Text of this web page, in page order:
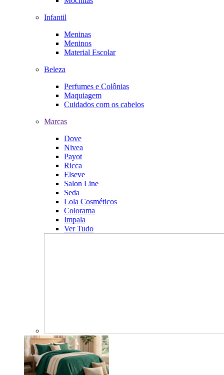
Infantil
Meninas
Meninos
Material Escolar
Beleza
Perfumes e Colônias
Maquiagem
Cuidados com os cabelos
Marcas
Dove
Nivea
Payot
Ricca
Elseve
Salon Line
Seda
Lola Cosméticos
Colorama
Impala
Ver Tudo